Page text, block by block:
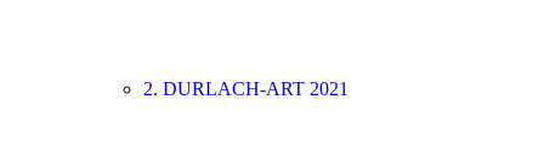
2. DURLACH-ART 2021